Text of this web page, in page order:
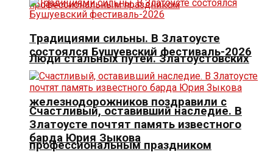
Люди стальных путей. Златоустовских
железнодорожников поздравили с
профессиональным праздником
Традициями сильны. В Златоусте
состоялся Бушуевский фестиваль-2026
Счастливый, оставивший наследие. В
Златоусте почтят память известного
барда Юрия Зыкова